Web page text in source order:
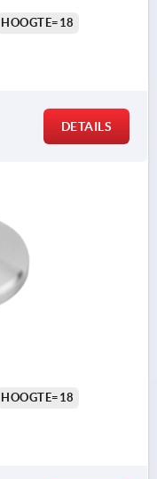
HOOGTE=18
DETAILS
HOOGTE=18